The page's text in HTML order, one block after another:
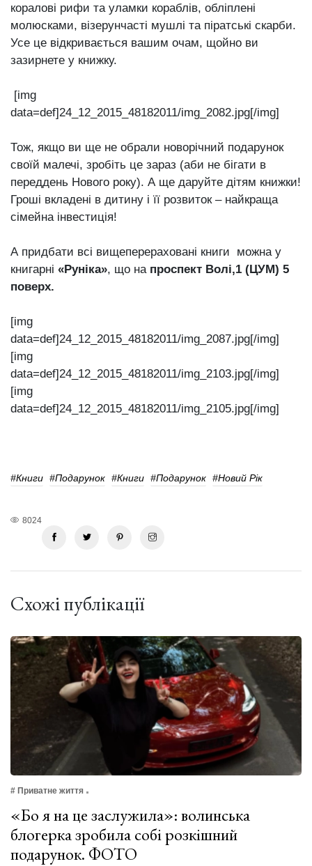
коралові рифи та уламки кораблів, обліплені
молюсками, візерунчасті мушлі та піратські скарби.
Усе це відкривається вашим очам, щойно ви
зазирнете у книжку.
[img
data=def]24_12_2015_48182011/img_2082.jpg[/img]
Тож, якщо ви ще не обрали новорічний подарунок
своїй малечі, зробіть це зараз (аби не бігати в
переддень Нового року). А ще даруйте дітям книжки!
Гроші вкладені в дитину і її розвиток – найкраща
сімейна інвестиція!
А придбати всі вищеперераховані книги можна у
книгарні «Руніка», що на проспект Волі,1 (ЦУМ) 5
поверх.
[img
data=def]24_12_2015_48182011/img_2087.jpg[/img]
[img
data=def]24_12_2015_48182011/img_2103.jpg[/img]
[img
data=def]24_12_2015_48182011/img_2105.jpg[/img]
#книги #подарунок #книги #подарунок #Новий Рік
8024
Схожі публікації
# Приватне життя
«Бо я на це заслужила»: волинська
блогерка зробила собі розкішний
подарунок. ФОТО